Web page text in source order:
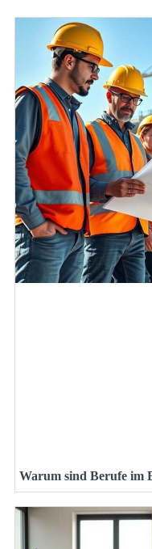
Warum sind Berufe im